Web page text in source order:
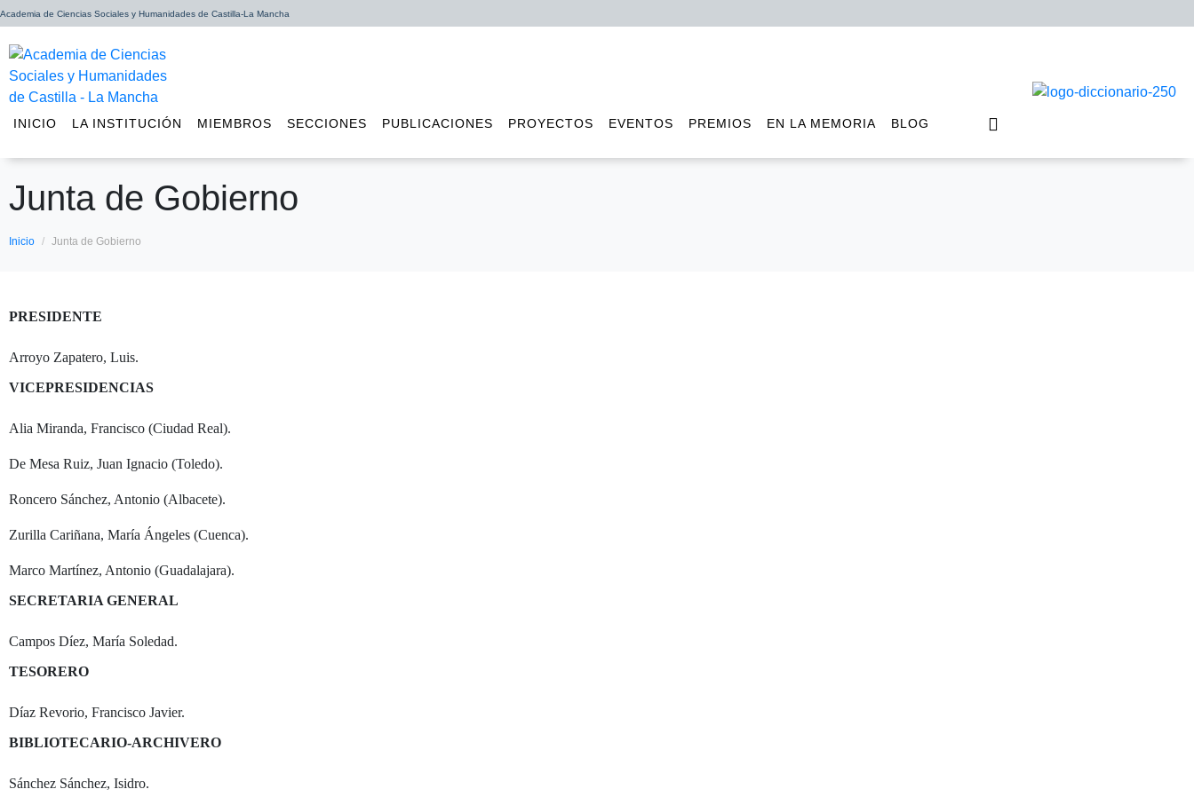
Academia de Ciencias Sociales y Humanidades de Castilla-La Mancha
INICIO LA INSTITUCIÓN MIEMBROS SECCIONES PUBLICACIONES PROYECTOS EVENTOS PREMIOS EN LA MEMORIA BLOG
Junta de Gobierno
Inicio Junta de Gobierno
PRESIDENTE
Arroyo Zapatero, Luis.
VICEPRESIDENCIAS
Alia Miranda, Francisco (Ciudad Real).
De Mesa Ruiz, Juan Ignacio (Toledo).
Roncero Sánchez, Antonio (Albacete).
Zurilla Cariñana, María Ángeles (Cuenca).
Marco Martínez, Antonio (Guadalajara).
SECRETARIA GENERAL
Campos Díez, María Soledad.
TESORERO
Díaz Revorio, Francisco Javier.
BIBLIOTECARIO-ARCHIVERO
Sánchez Sánchez, Isidro.